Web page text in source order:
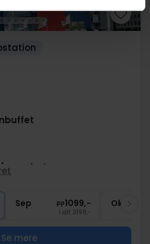
værelset
hotellet
Sep pp1099,-
I alt 2198,-
Okt
Se mere